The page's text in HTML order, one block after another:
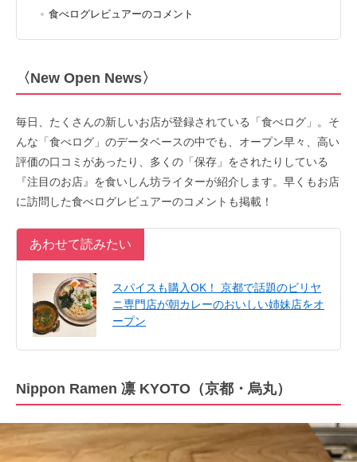
食べログレビュアーのコメント
〈New Open News〉
毎日、たくさんの新しいお店が登録されている「食べログ」。そ
んな「食べログ」のデータベースの中でも、オープン早々、高い
評価の口コミがあったり、多くの「保存」をされたりしている
『注目のお店』を食いしん坊ライターが紹介します。早くもお店
に訪問した食べログレビュアーのコメントも掲載！
あわせて読みたい
スパイスも購入OK！ 京都で話題のビリヤ
ニ専門店が朝カレーのおいしい姉妹店をオ
ープン
Nippon Ramen 凛 KYOTO（京都・烏丸）